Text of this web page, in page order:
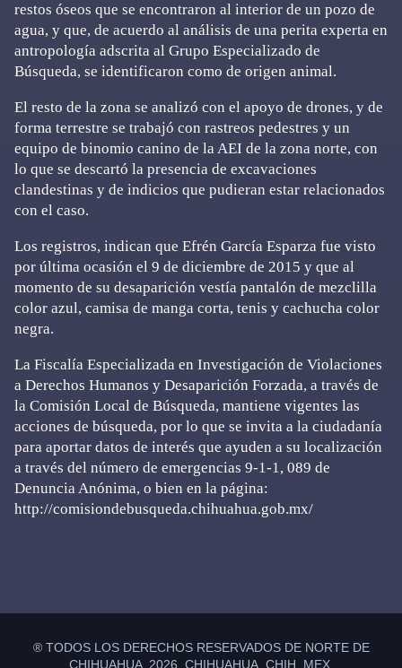
restos óseos que se encontraron al interior de un pozo de
agua, y que, de acuerdo al análisis de una perita experta en
antropología adscrita al Grupo Especializado de
Búsqueda, se identificaron como de origen animal.
El resto de la zona se analizó con el apoyo de drones, y de
forma terrestre se trabajó con rastreos pedestres y un
equipo de binomio canino de la AEI de la zona norte, con
lo que se descartó la presencia de excavaciones
clandestinas y de indicios que pudieran estar relacionados
con el caso.
Los registros, indican que Efrén García Esparza fue visto
por última ocasión el 9 de diciembre de 2015 y que al
momento de su desaparición vestía pantalón de mezclilla
color azul, camisa de manga corta, tenis y cachucha color
negra.
La Fiscalía Especializada en Investigación de Violaciones
a Derechos Humanos y Desaparición Forzada, a través de
la Comisión Local de Búsqueda, mantiene vigentes las
acciones de búsqueda, por lo que se invita a la ciudadanía
para aportar datos de interés que ayuden a su localización
a través del número de emergencias 9-1-1, 089 de
Denuncia Anónima, o bien en la página:
http://comisiondebusqueda.chihuahua.gob.mx/
® TODOS LOS DERECHOS RESERVADOS DE NORTE DE
CHIHUAHUA 2026 CHIHUAHUA, CHIH. MEX.